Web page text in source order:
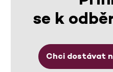
se k
Chci dostávat